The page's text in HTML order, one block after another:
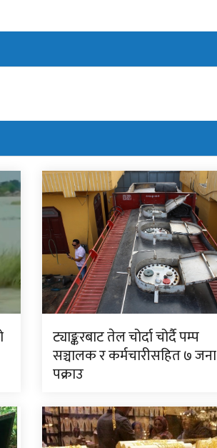
ट्याङ्करबाट तेल चोर्दा चोर्दै पम्प
सञ्चालक र कर्मचारीसहित ७ जना
पक्राउ